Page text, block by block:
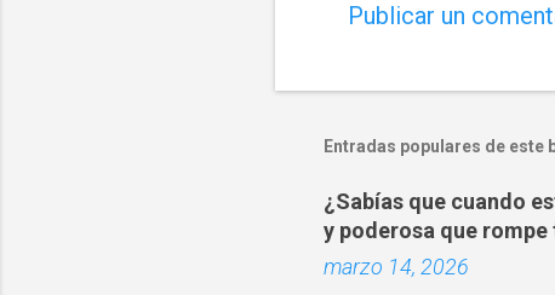
e
t
a
r
Publicar un
Entradas populares de este
¿Sabías que cuando
y poderosa que
marzo 14, 2026